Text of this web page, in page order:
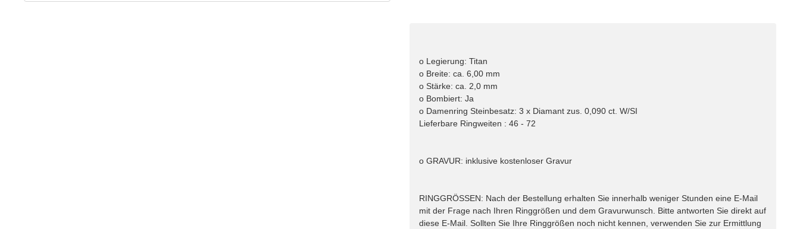
o Legierung: Titan
o Breite: ca. 6,00 mm
o Stärke: ca. 2,0 mm
o Bombiert: Ja
o Damenring Steinbesatz: 3 x Diamant zus. 0,090 ct. W/SI
Lieferbare Ringweiten : 46 - 72
o GRAVUR: inklusive kostenloser Gravur
RINGGRÖSSEN: Nach der Bestellung erhalten Sie innerhalb weniger Stunden eine E-Mail
mit der Frage nach Ihren Ringgrößen und dem Gravurwunsch. Bitte antworten Sie direkt auf
diese E-Mail. Sollten Sie Ihre Ringgrößen noch nicht kennen, verwenden Sie zur Ermittlung